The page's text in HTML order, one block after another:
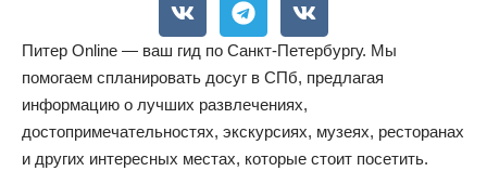
Питер Online — ваш гид по Санкт-Петербургу. Мы
помогаем спланировать досуг в СПб, предлагая
информацию о лучших развлечениях,
достопримечательностях, экскурсиях, музеях, ресторанах
и других интересных местах, которые стоит посетить.